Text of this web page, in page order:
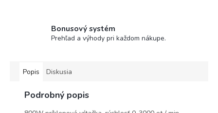
Bonusový systém
Prehľad a výhody pri každom nákupe.
Popis Diskusia
Podrobný popis